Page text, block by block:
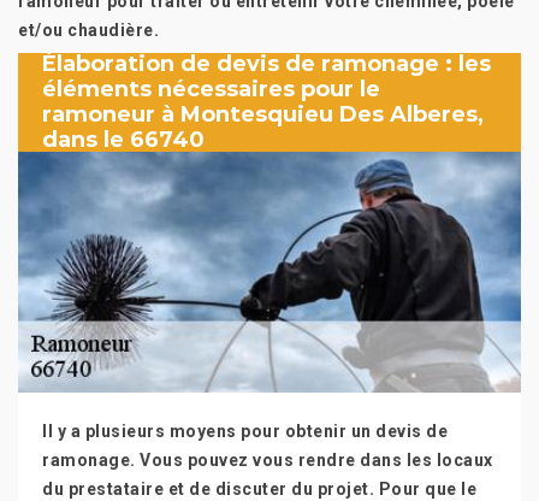
et/ou chaudière.
Élaboration de devis de ramonage : les
éléments nécessaires pour le
ramoneur à Montesquieu Des Alberes,
dans le 66740
Il y a plusieurs moyens pour obtenir un devis de
ramonage. Vous pouvez vous rendre dans les locaux
du prestataire et de discuter du projet. Pour que le